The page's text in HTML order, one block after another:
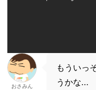
おさみん
もういっ
うかな...